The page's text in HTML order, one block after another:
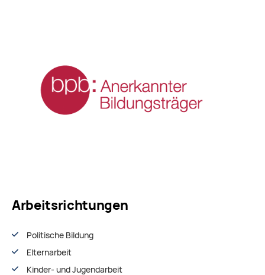
Arbeitsrichtungen
Politische Bildung
Elternarbeit
Kinder- und Jugendarbeit